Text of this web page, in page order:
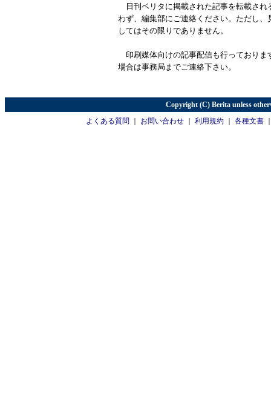
日刊ベリタに掲載された記事を転載され
わず、編集部にご連絡ください。ただし
してはその限りでありません。
印刷媒体向けの記事配信も行っておりま
場合は事務局までご連絡下さい。
Copyright (C) Berita unless
よくある質問
お問い合わせ 利用規約 各種文書